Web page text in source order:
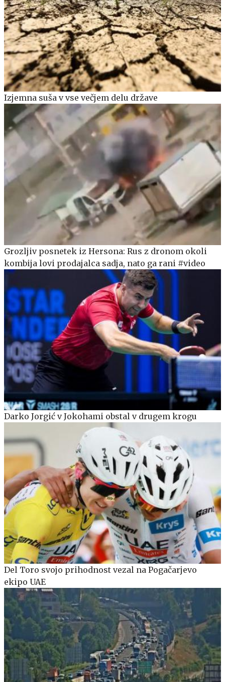
Izjemna suša v vse večjem delu države
Grozljiv posnetek iz Hersona: Rus z dronom okoli
kombija lovi prodajalca sadja, nato ga rani #video
Darko Jorgić v Jokohami obstal v drugem krogu
Del Toro svojo prihodnost vezal na Pogačarjevo
ekipo UAE